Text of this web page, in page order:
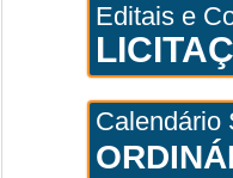
Editais e
Calendário